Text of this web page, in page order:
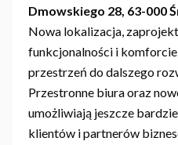
Dmowskiego 28, 63-000
Nowa lokalizacja,
funkcjonalności i
przestrzeń do dalszego
Przestronne biura oraz
umożliwiają jeszcze
klientów i partnerów